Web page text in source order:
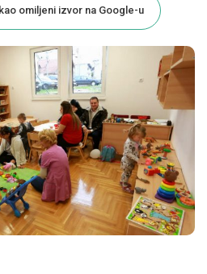
omiljeni izvor na Google-u